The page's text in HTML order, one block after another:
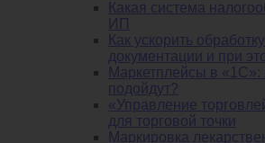
Какая система
ИП
Как ускорить
документации и при
Маркетплейсы в «1С»:
подойдут?
«Управление
для торговой точки
Маркировка